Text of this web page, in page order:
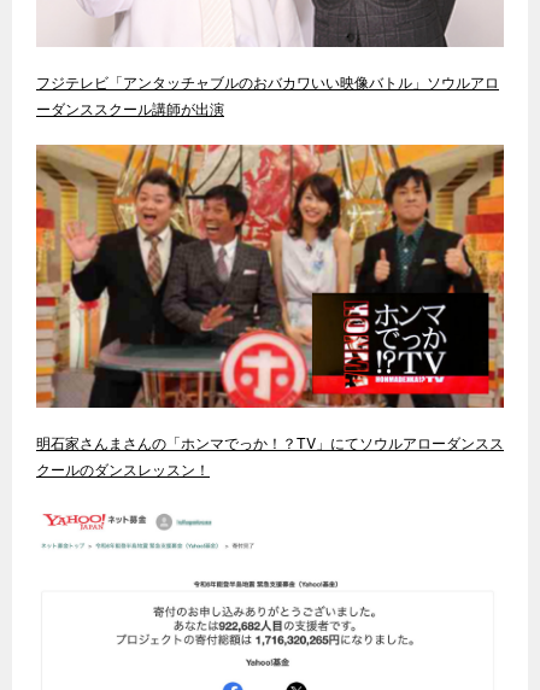
フジテレビ「アンタッチャブルのおバカワいい映像バトル」ソウルアロ
ーダンススクール講師が出演
明石家さんまさんの「ホンマでっか！？TV」にてソウルアローダンスス
クールのダンスレッスン！